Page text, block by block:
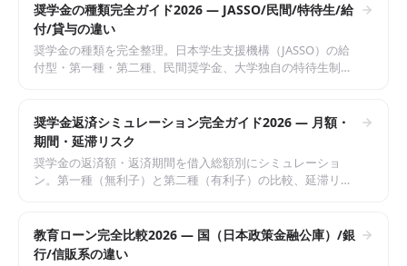
奨学金の種類完全ガイド2026 — JASSO/民間/特待生/給
付/貸与の違い
奨学金の種類を完全整理。日本学生支援機構（JASSO）の給
付型・第一種・第二種、民間奨学金、大学独自の特待生制度
奨学金返済シミュレーション完全ガイド2026 — 月額・
期間・延滞リスク
奨学金の返済額・返済期間を借入総額別にシミュレーショ
ン。第一種（無利子）と第二種（有利子）の比較、延滞リス
教育ローン完全比較2026 — 国（日本政策金融公庫）/銀
行/信販系の違い